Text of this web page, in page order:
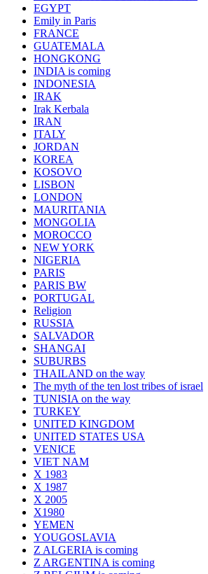
EGYPT
Emily in Paris
FRANCE
GUATEMALA
HONGKONG
INDIA is coming
INDONESIA
IRAK
Irak Kerbala
IRAN
ITALY
JORDAN
KOREA
KOSOVO
LISBON
LONDON
MAURITANIA
MONGOLIA
MOROCCO
NEW YORK
NIGERIA
PARIS
PARIS BW
PORTUGAL
Religion
RUSSIA
SALVADOR
SHANGAI
SUBURBS
THAILAND on the way
The myth of the ten lost tribes of israel
TUNISIA on the way
TURKEY
UNITED KINGDOM
UNITED STATES USA
VENICE
VIET NAM
X 1983
X 1987
X 2005
X1980
YEMEN
YOUGOSLAVIA
Z ALGERIA is coming
Z ARGENTINA is coming